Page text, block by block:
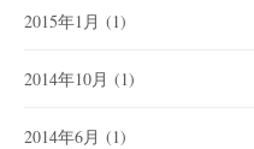
2015年1月 (1)
2014年10月 (1)
2014年6月 (1)